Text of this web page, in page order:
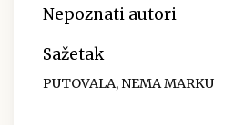
Nepoznati autori
Sažetak
PUTOVALA, NEMA MARKU